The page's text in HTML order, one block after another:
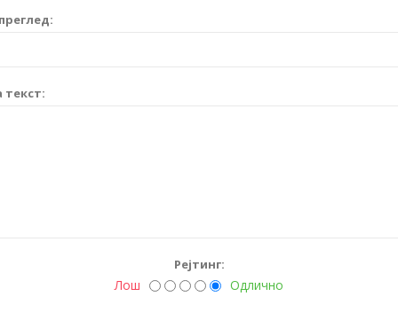
текст:
Рејтинг:
Лош Одлично